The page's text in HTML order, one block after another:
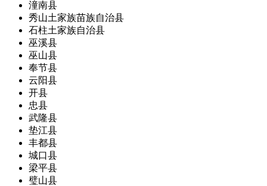
潼南县
秀山土家族苗族自治县
石柱土家族自治县
巫溪县
巫山县
奉节县
云阳县
开县
忠县
武隆县
垫江县
丰都县
城口县
梁平县
璧山县